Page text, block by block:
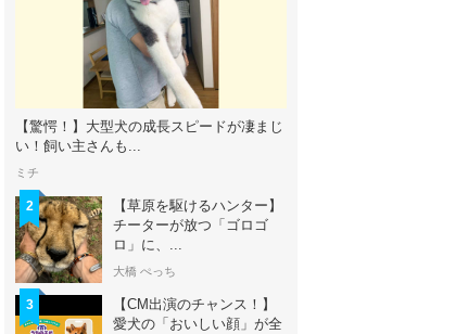
【驚愕！】大型犬の成長スピードが凄まじ
い！飼い主さんも...
ミチ
2
【草原を駆けるハンター】
チーターが放つ「ゴロゴ
ロ」に、...
大橋 ぺっち
3
【CM出演のチャンス！】
愛犬の「おいしい顔」が全